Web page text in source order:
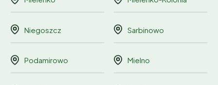
Niegoszcz Sarbinowo
Podamirowo Mielno